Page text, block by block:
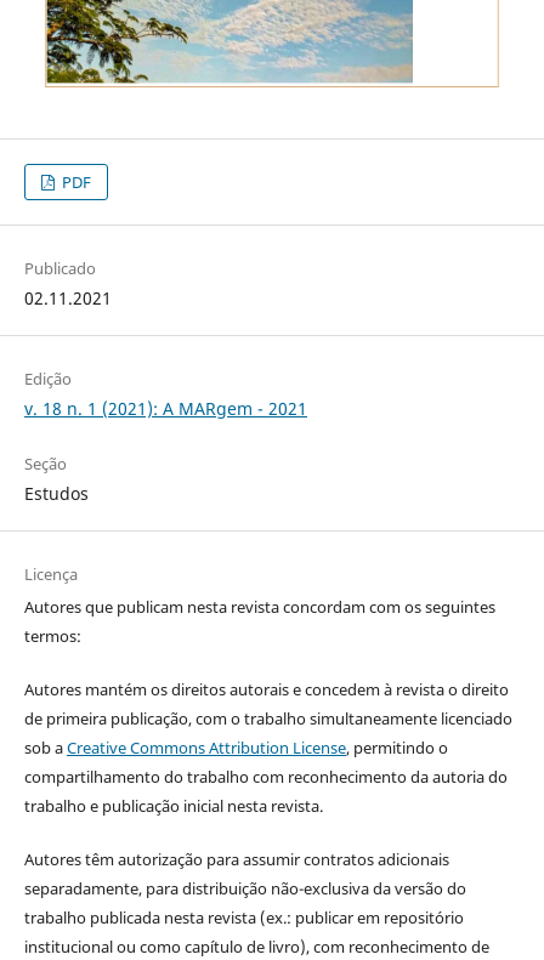
PDF
Publicado
02.11.2021
Edição
v. 18 n. 1 (2021): A MARgem - 2021
Seção
Estudos
Licença
Autores que publicam nesta revista concordam com os seguintes
termos:
Autores mantém os direitos autorais e concedem à revista o direito
de primeira publicação, com o trabalho simultaneamente licenciado
sob aCreative Commons Attribution License, permitindo o
compartilhamento do trabalho com reconhecimento da autoria do
trabalho e publicação inicial nesta revista.
Autores têm autorização para assumir contratos adicionais
separadamente, para distribuição não-exclusiva da versão do
trabalho publicada nesta revista (ex.: publicar em repositório
institucional ou como capítulo de livro), com reconhecimento de